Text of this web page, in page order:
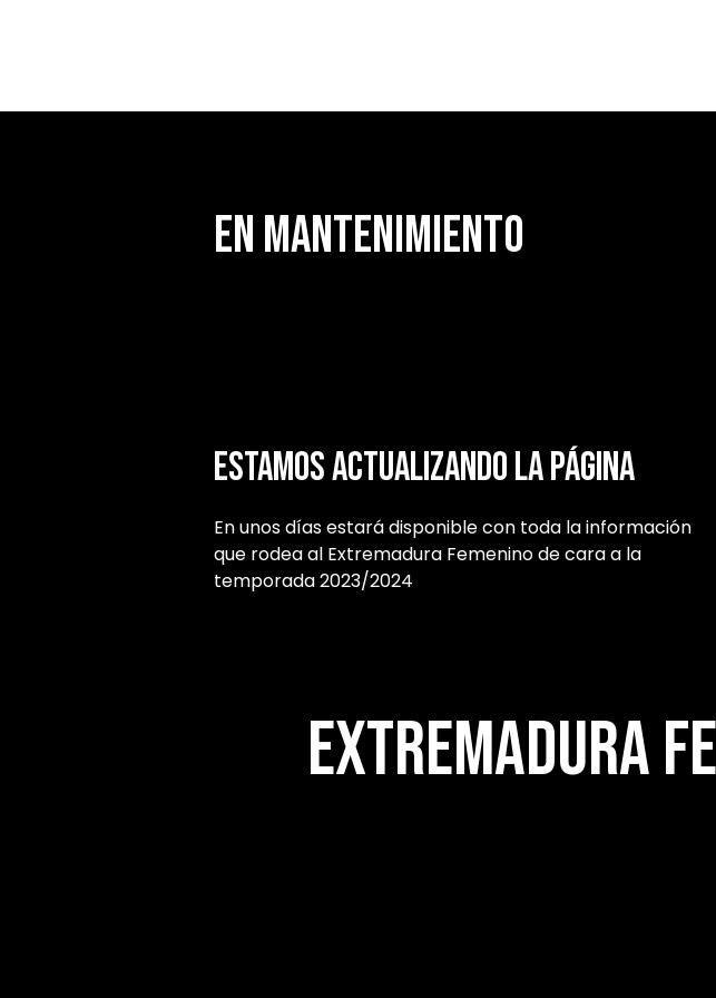
En mantenimiento
Estamos actualizando la página
En unos días estará disponible con toda la información
que rodea al Extremadura Femenino de cara a la
temporada 2023/2024
Extremadura